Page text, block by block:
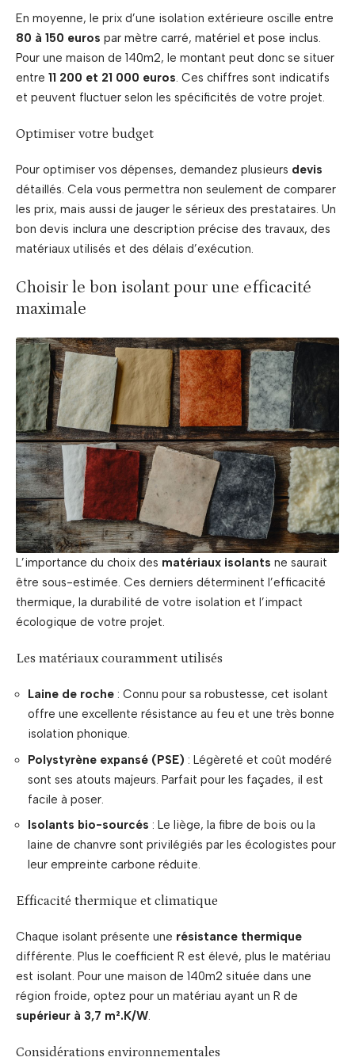
En moyenne, le prix d’une isolation extérieure oscille entre
80 à 150 euros par mètre carré, matériel et pose inclus.
Pour une maison de 140m2, le montant peut donc se situer
entre 11 200 et 21 000 euros. Ces chiffres sont indicatifs
et peuvent fluctuer selon les spécificités de votre projet.
Optimiser votre budget
Pour optimiser vos dépenses, demandez plusieurs devis
détaillés. Cela vous permettra non seulement de comparer
les prix, mais aussi de jauger le sérieux des prestataires. Un
bon devis inclura une description précise des travaux, des
matériaux utilisés et des délais d’exécution.
Choisir le bon isolant pour une efficacité
maximale
L’importance du choix des matériaux isolants ne saurait
être sous-estimée. Ces derniers déterminent l’efficacité
thermique, la durabilité de votre isolation et l’impact
écologique de votre projet.
Les matériaux couramment utilisés
Laine de roche : Connu pour sa robustesse, cet isolant
offre une excellente résistance au feu et une très bonne
isolation phonique.
Polystyrène expansé (PSE) : Légèreté et coût modéré
sont ses atouts majeurs. Parfait pour les façades, il est
facile à poser.
Isolants bio-sourcés : Le liège, la fibre de bois ou la
laine de chanvre sont privilégiés par les écologistes pour
leur empreinte carbone réduite.
Efficacité thermique et climatique
Chaque isolant présente une résistance thermique
différente. Plus le coefficient R est élevé, plus le matériau
est isolant. Pour une maison de 140m2 située dans une
région froide, optez pour un matériau ayant un R de
supérieur à 3,7 m².K/W.
Considérations environnementales